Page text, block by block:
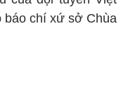
báo chí xứ sở Chùa